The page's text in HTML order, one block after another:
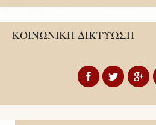
ΚΟΙΝΩΝΙΚΗ ΔΙΚΤΥΩΣΗ